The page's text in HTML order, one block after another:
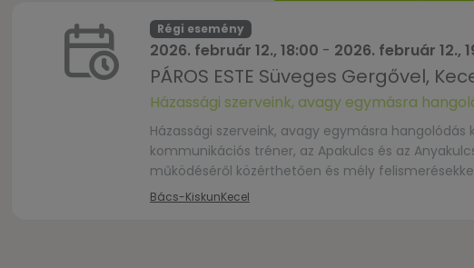
Régi esemény
2026. február 12., 18:00 - 2026. február 12.,
PÁROS ESTE Süveges Gergővel,
Házassági szerveink, avagy egymásra
Házassági szerveink, avagy egymásra
kommunikációs tréner, az Apakulcs és az
működéséről közérthetően és mély
működésünket,– párunk alapvető
Bács-KiskunKecel